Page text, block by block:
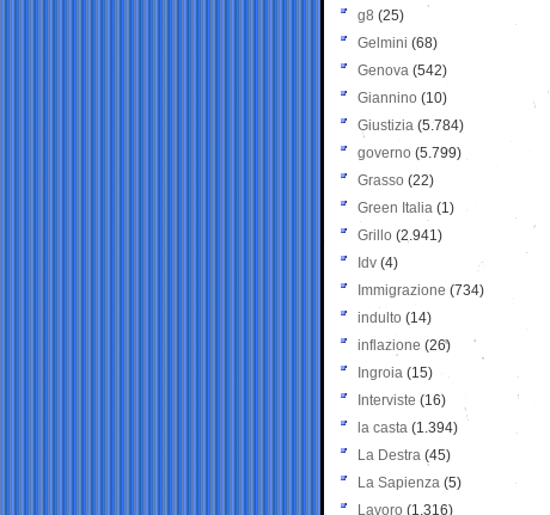
g8 (25)
Gelmini (68)
Genova (542)
Giannino (10)
Giustizia (5.784)
governo (5.799)
Grasso (22)
Green Italia (1)
Grillo (2.941)
Idv (4)
Immigrazione (734)
indulto (14)
inflazione (26)
Ingroia (15)
Interviste (16)
la casta (1.394)
La Destra (45)
La Sapienza (5)
Lavoro (1.316)